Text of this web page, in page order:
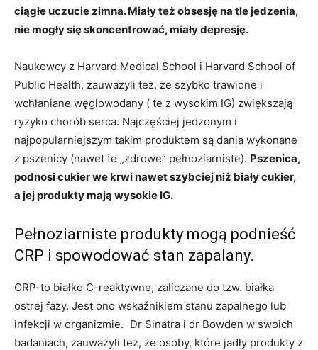
ciągłe uczucie zimna. Miały też obsesję na tle jedzenia,
nie mogły się skoncentrować, miały depresję.
Naukowcy z Harvard Medical School i Harvard School of
Public Health, zauważyli też, że szybko trawione i
wchłaniane węglowodany ( te z wysokim IG) zwiększają
ryzyko chorób serca. Najczęściej jedzonym i
najpopularniejszym takim produktem są dania wykonane
z pszenicy (nawet te „zdrowe” pełnoziarniste). Pszenica,
podnosi cukier we krwi nawet szybciej niż biały cukier,
a jej produkty mają wysokie IG.
Pełnoziarniste produkty mogą podnieść
CRP i spowodować stan zapalany.
CRP-to białko C-reaktywne, zaliczane do tzw. białka
ostrej fazy. Jest ono wskaźnikiem stanu zapalnego lub
infekcji w organizmie. Dr Sinatra i dr Bowden w swoich
badaniach, zauważyli też, że osoby, które jadły produkty z